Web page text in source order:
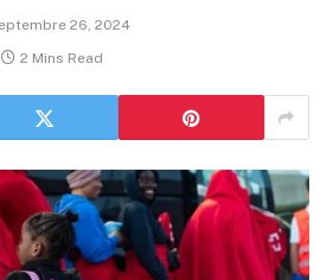
26, 2024
2 Mins Read